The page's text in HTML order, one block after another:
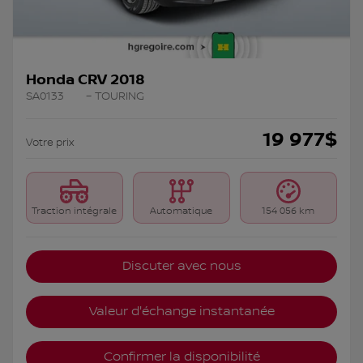
Honda CRV 2018
SA0133 – TOURING
Votre prix 19 977$
Traction intégrale Automatique 154 056 km
Discuter avec nous
Valeur d'échange instantanée
Confirmer la disponibilité